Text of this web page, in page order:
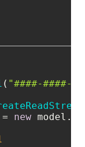
( "####-####-
new model.